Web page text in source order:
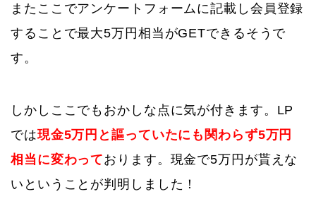
またここでアンケートフォームに記載し会員登録
することで最大5万円相当がGETできるそうで
す。
しかしここでもおかしな点に気が付きます。LP
では現金5万円と謳っていたにも関わらず5万円
相当に変わっております。現金で5万円が貰えな
いということが判明しました！